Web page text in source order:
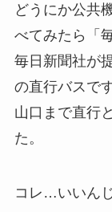
どうにか公共
べてみたら
「
毎日新聞社が
の直行バスで
山口まで直行
た。
コレ…いいん